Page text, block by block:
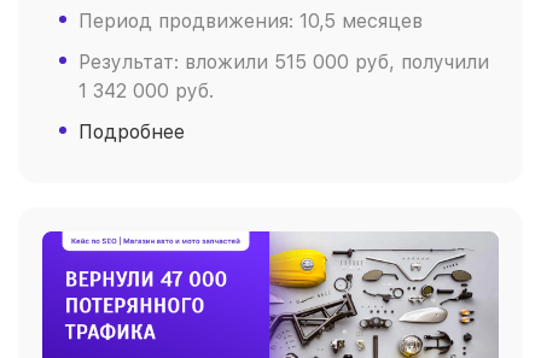
Период продвижения: 10,5 месяцев
Результат: вложили 515 000 руб, получили
1 342 000 руб.
Подробнее